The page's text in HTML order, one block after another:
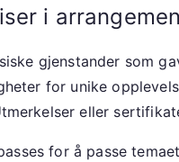
i
gjenstander som
for unike
eller
for å passe